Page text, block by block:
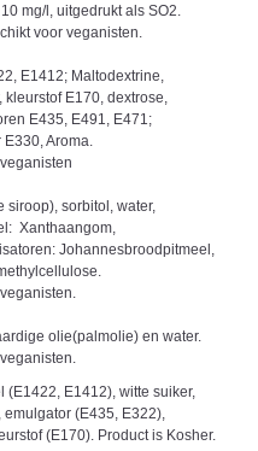
mg/l, uitgedrukt als SO2.
voor veganisten.
E1412; Maltodextrine,
kleurstof E170, dextrose,
E435, E491, E471;
Aroma.
siroop), sorbitol, water,
Xanthaangom,
Johannesbroodpitmeel,
olie(palmolie) en water.
(E1422, E1412), witte suiker,
(E435, E322),
(E170). Product is Kosher.